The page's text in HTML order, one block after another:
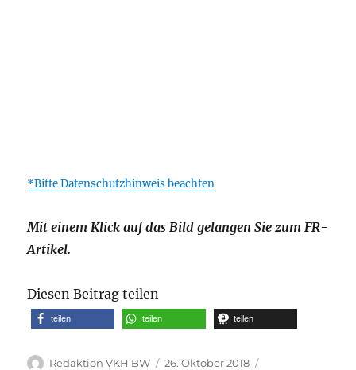
*Bitte Datenschutzhinweis beachten
Mit einem Klick auf das Bild gelangen Sie zum FR-
Artikel.
Diesen Beitrag teilen
teilen teilen teilen
Autor
Redaktion VKH BW
Veröffentlicht
26. Oktober 2018